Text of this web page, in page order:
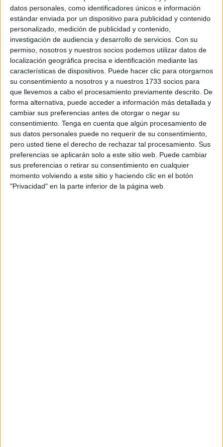
datos personales, como identificadores únicos e información
estándar enviada por un dispositivo para publicidad y contenido
personalizado, medición de publicidad y contenido,
investigación de audiencia y desarrollo de servicios. Con su
permiso, nosotros y nuestros socios podemos utilizar datos de
localización geográfica precisa e identificación mediante las
características de dispositivos. Puede hacer clic para otorgarnos
su consentimiento a nosotros y a nuestros 1733 socios para
que llevemos a cabo el procesamiento previamente descrito. De
forma alternativa, puede acceder a información más detallada y
cambiar sus preferencias antes de otorgar o negar su
consentimiento. Tenga en cuenta que algún procesamiento de
sus datos personales puede no requerir de su consentimiento,
pero usted tiene el derecho de rechazar tal procesamiento. Sus
preferencias se aplicarán solo a este sitio web. Puede cambiar
sus preferencias o retirar su consentimiento en cualquier
momento volviendo a este sitio y haciendo clic en el botón
"Privacidad" en la parte inferior de la página web.
La explotación del restaurante-bar-terraza-comedor
Casinillo de la La Legión viene enmarcada dentro de una
directiva del Plan Marco de Calidad de Vida en el Ejército
de Tierra y una instrucción técnica del Plan de Calidad de
Vida en el ámbito de las BAE,S del Ejército de Tierra (en
este caso Teniente Ruiz).
Se trata de una necesidad mínima a satisfacer por la
Administración, para el personal
militar y civil
que se
encuentre destinado en las diferentes unidades ubicadas
en cada Instalación, y para aquel que por las necesidades
del servicio permanezcan en ellas.
Carta con precios